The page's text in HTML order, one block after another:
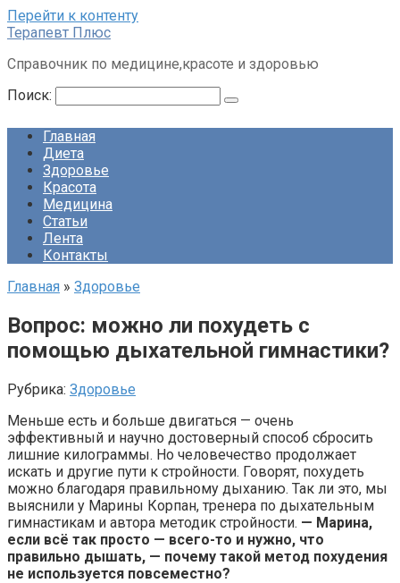
Перейти к контенту
Терапевт Плюс
Справочник по медицине,красоте и здоровью
Поиск:
Главная
Диета
Здоровье
Красота
Медицина
Статьи
Лента
Контакты
Главная » Здоровье
Вопрос: можно ли похудеть с
помощью дыхательной гимнастики?
Рубрика: Здоровье
Меньше есть и больше двигаться — очень
эффективный и научно достоверный способ сбросить
лишние килограммы. Но человечество продолжает
искать и другие пути к стройности. Говорят, похудеть
можно благодаря правильному дыханию. Так ли это, мы
выяснили у Марины Корпан, тренера по дыхательным
гимнастикам и автора методик стройности. — Марина,
если всё так просто — всего-то и нужно, что
правильно дышать, — почему такой метод похудения
не используется повсеместно?